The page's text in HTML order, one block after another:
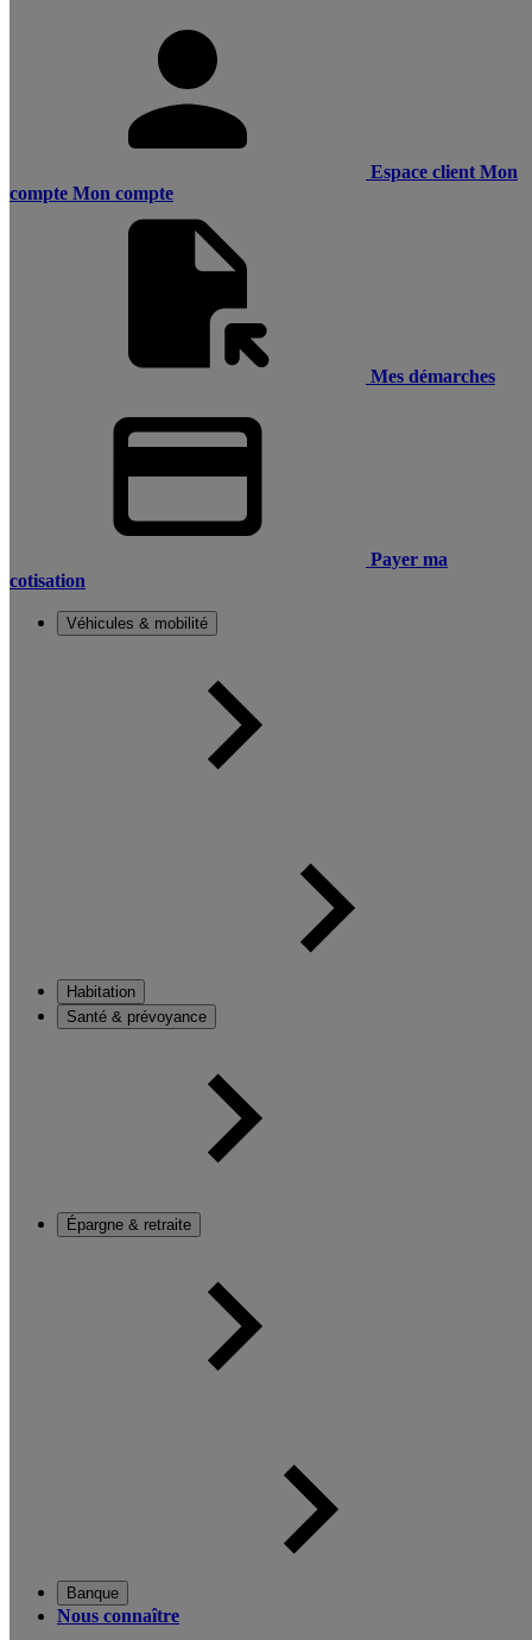
Espace client Mon
compte Mon compte
Mes démarches
Payer ma
cotisation
Véhicules & mobilité
Habitation
Santé & prévoyance
Épargne & retraite
Banque
Nous connaître